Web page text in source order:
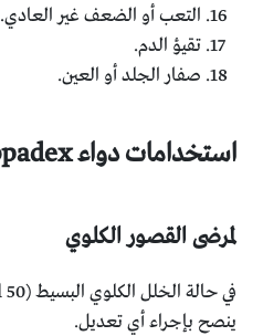
التعب أو الضعف غير العادي.
تقيؤ الدم.
صفار الجلد أو العين.
استخدامات دواء flopadex
لمرضى القصور الكلوي
ينصح بإجراء أي تعديل.